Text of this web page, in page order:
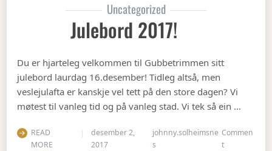
Uncategorized
Julebord 2017!
Du er hjarteleg velkommen til Gubbetrimmen sitt
julebord laurdag 16.desember! Tidleg altså, men
veslejulafta er kanskje vel tett på den store dagen? Vi
møtest til vanleg tid og på vanleg stad. Vi tek så ein …
READ
MORE
desember 2,
2017
johnny.solheimsne
s
Commen
ton Julebord